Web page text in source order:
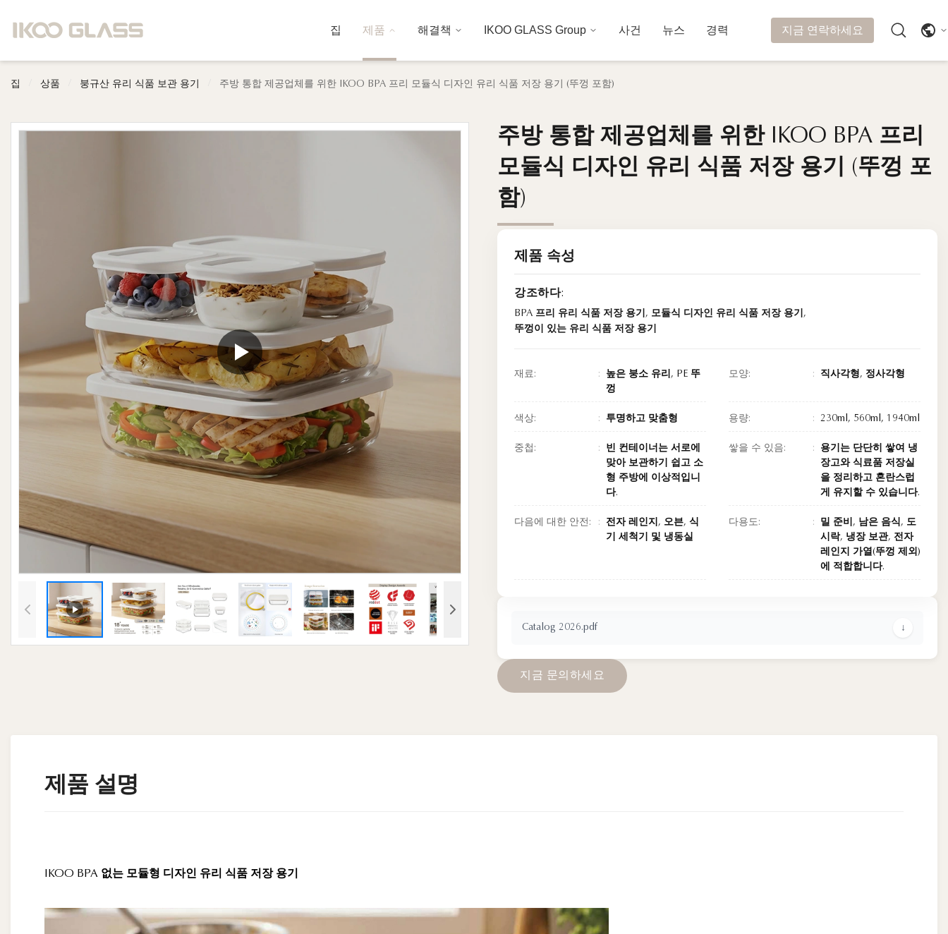
집 제품 해결책 IKOO GLASS Group 사건 뉴스 경력 지금 연락하세요
집 상품 붕규산 유리 식품 보관 용기 주방 통합 제공업체를 위한 IKOO BPA 프리 모듈식 디자인 유리 식품 저장 용기 (뚜껑 포함)
주방 통합 제공업체를 위한 IKOO BPA 프리
모듈식 디자인 유리 식품 저장 용기 (뚜껑 포
함)
주방 통합 제공업체를 위한 IKOO BPA 프리
모듈식 디자인 유리 식품 저장 용기 (뚜껑 포
함)
제품 속성
강조하다:
BPA 프리 유리 식품 저장 용기 , 모듈식 디자인 유리 식품 저장 용기 ,
뚜껑이 있는 유리 식품 저장 용기
재료:
높은 붕소 유리, PE 뚜
껑
모양: 직사각형, 정사각형
색상: 투명하고 맞춤형 용량: 230ml, 560ml, 1940ml
중첩:
빈 컨테이너는 서로에
맞아 보관하기 쉽고 소
형 주방에 이상적입니
다.
쌓을 수 있음:
용기는 단단히 쌓여 냉
장고와 식료품 저장실
을 정리하고 혼란스럽
게 유지할 수 있습니다.
다음에 대한 안전:
전자 레인지, 오븐, 식
기 세척기 및 냉동실
다용도:
밀 준비, 남은 음식, 도
시락, 냉장 보관, 전자
레인지 가열(뚜껑 제외)
에 적합합니다.
Catalog 2026.pdf ↓
지 금 문의 하세 요
제품 설명
IKOO BPA 없는 모듈형 디자인 유리 식품 저장 용기